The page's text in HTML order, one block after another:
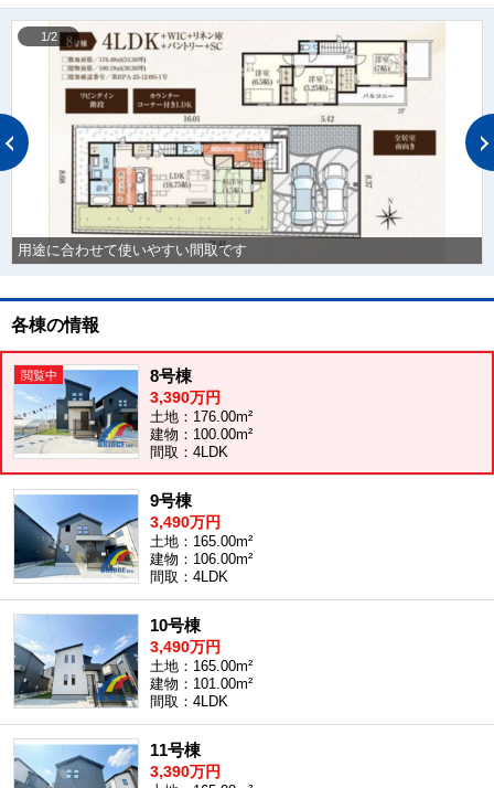
用途に合わせて使いやすい間取です
1/2
各棟の情報
8号棟
3,390万円
土地：176.00m²
建物：100.00m²
間取：4LDK
9号棟
3,490万円
土地：165.00m²
建物：106.00m²
間取：4LDK
10号棟
3,490万円
土地：165.00m²
建物：101.00m²
間取：4LDK
11号棟
3,390万円